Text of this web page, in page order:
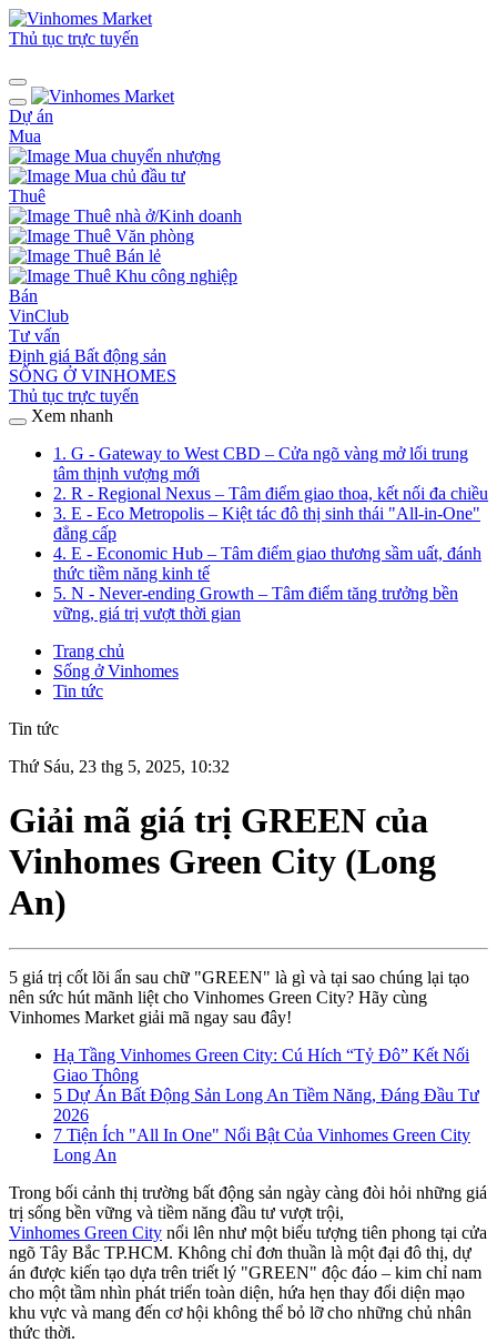
Thủ tục trực tuyến
Dự án
Mua
Mua chuyển nhượng
Mua chủ đầu tư
Thuê
Thuê nhà ở/Kinh doanh
Thuê Văn phòng
Thuê Bán lẻ
Thuê Khu công nghiệp
Bán
VinClub
Tư vấn
Định giá Bất động sản
SỐNG Ở VINHOMES
Thủ tục trực tuyến
Xem nhanh
1. G - Gateway to West CBD – Cửa ngõ vàng mở lối trung
tâm thịnh vượng mới
2. R - Regional Nexus – Tâm điểm giao thoa, kết nối đa chiều
3. E - Eco Metropolis – Kiệt tác đô thị sinh thái "All-in-One"
đẳng cấp
4. E - Economic Hub – Tâm điểm giao thương sầm uất, đánh
thức tiềm năng kinh tế
5. N - Never-ending Growth – Tâm điểm tăng trưởng bền
vững, giá trị vượt thời gian
Trang chủ
Sống ở Vinhomes
Tin tức
Tin tức
Thứ Sáu, 23 thg 5, 2025, 10:32
Giải mã giá trị GREEN của
Vinhomes Green City (Long
An)
5 giá trị cốt lõi ẩn sau chữ "GREEN" là gì và tại sao chúng lại tạo
nên sức hút mãnh liệt cho Vinhomes Green City? Hãy cùng
Vinhomes Market giải mã ngay sau đây!
Hạ Tầng Vinhomes Green City: Cú Hích “Tỷ Đô” Kết Nối
Giao Thông
5 Dự Án Bất Động Sản Long An Tiềm Năng, Đáng Đầu Tư
2026
7 Tiện Ích "All In One" Nổi Bật Của Vinhomes Green City
Long An
Trong bối cảnh thị trường bất động sản ngày càng đòi hỏi những giá
trị sống bền vững và tiềm năng đầu tư vượt trội,
Vinhomes Green City nổi lên như một biểu tượng tiên phong tại cửa
ngõ Tây Bắc TP.HCM. Không chỉ đơn thuần là một đại đô thị, dự
án được kiến tạo dựa trên triết lý "GREEN" độc đáo – kim chỉ nam
cho một tầm nhìn phát triển toàn diện, hứa hẹn thay đổi diện mạo
khu vực và mang đến cơ hội không thể bỏ lỡ cho những chủ nhân
thức thời.